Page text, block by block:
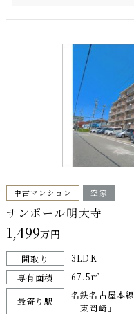
中古マンション 空家
サンポール明大寺
1,499万円
間取り 3LDK
専有面積
67.5㎡
最寄り駅
名鉄名古屋本線
「東岡崎」